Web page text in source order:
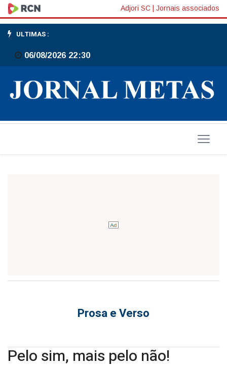
Pelo
sim,
mais
pelo
não!
Adjori SC Jornais associados
ULTIMAS :
06/08/2026 22:30
Prosa e Verso
Pelo sim, mais pelo não!